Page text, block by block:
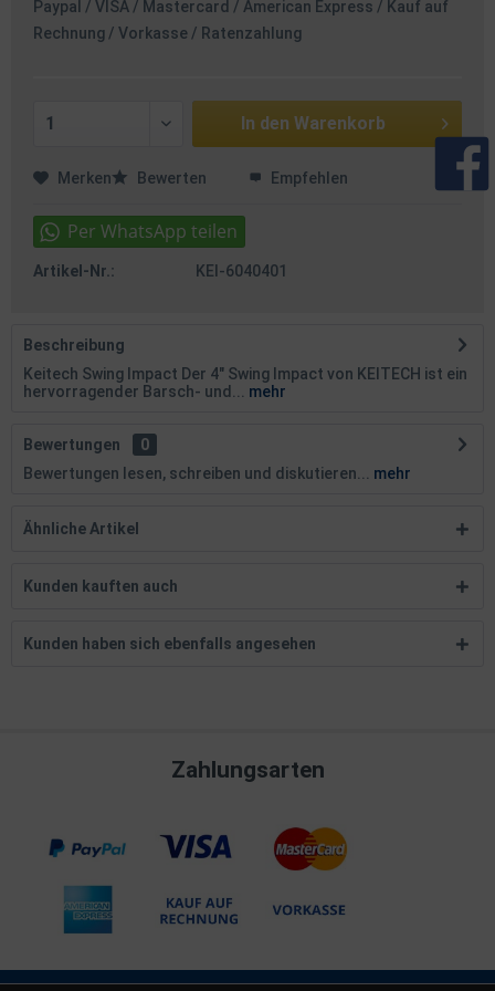
Paypal / VISA / Mastercard / American Express / Kauf auf
Rechnung / Vorkasse / Ratenzahlung
In den Warenkorb
Merken Bewerten Empfehlen
Artikel-Nr.: KEI-6040401
Beschreibung
Keitech Swing Impact Der 4" Swing Impact von KEITECH ist ein
hervorragender Barsch- und...
mehr
Bewertungen
0
Bewertungen lesen, schreiben und diskutieren...
mehr
Ähnliche Artikel
Kunden kauften auch
Kunden haben sich ebenfalls angesehen
Zahlungsarten